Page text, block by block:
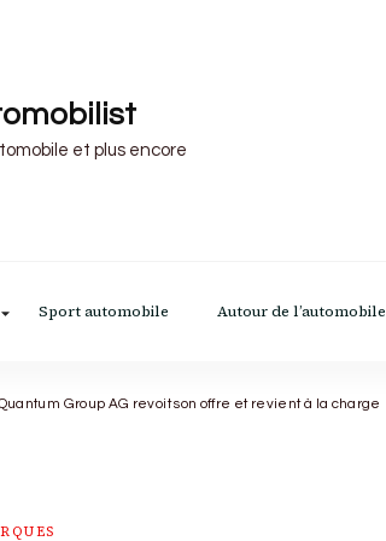
et plus encore
Sport automobile Autour de l’automobile
Group AG revoit son offre et revient à la charge